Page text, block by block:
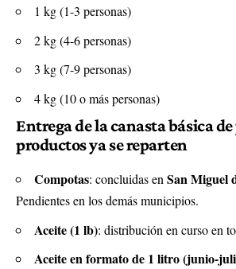
1 kg (1-3 personas)
2 kg (4-6 personas)
3 kg (7-9 personas)
4 kg (10 o más personas)
Entrega de la canasta básica
productos ya se reparten
Compotas: concluidas enSan Miguel
Pendientes en los demás municipios.
Aceite (1 lb): distribución en curso en
Aceite en formato de 1 litro (junio-